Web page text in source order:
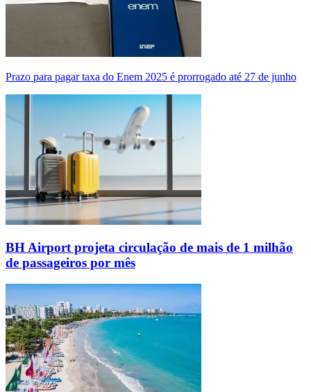
Prazo para pagar taxa do Enem 2025 é prorrogado até 27 de junho
BH Airport projeta circulação de mais de 1 milhão
de passageiros por mês